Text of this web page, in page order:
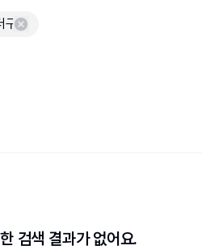
검색 결과가 없어요.